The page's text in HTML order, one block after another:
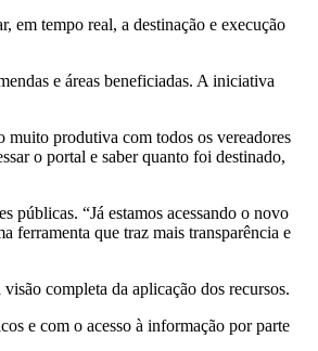
em tempo real, a destinação e execução
e áreas beneficiadas. A iniciativa
muito produtiva com todos os vereadores
o portal e saber quanto foi destinado,
públicas. “Já estamos acessando o novo
ferramenta que traz mais transparência e
completa da aplicação dos recursos.
e com o acesso à informação por parte